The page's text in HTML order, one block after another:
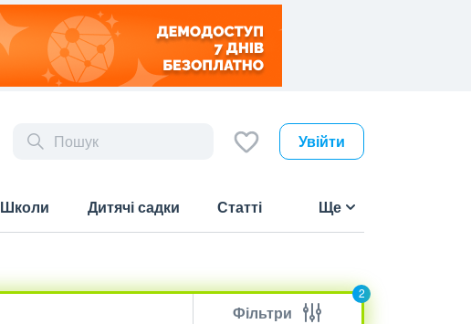
Увійти
Школи Дитячі садки Статті Ще
Фільтри
2